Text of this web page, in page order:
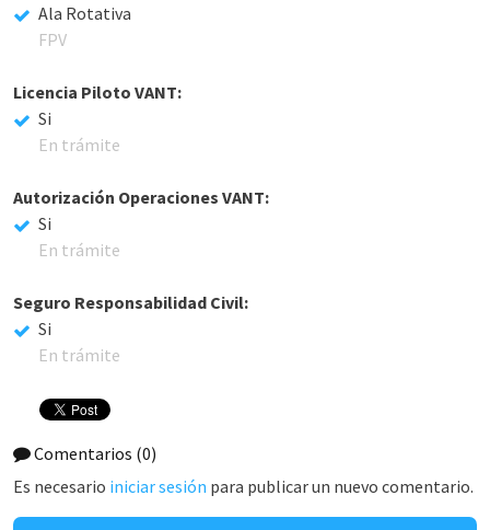
Ala Rotativa
FPV
Licencia Piloto VANT:
Si
En trámite
Autorización Operaciones VANT:
Si
En trámite
Seguro Responsabilidad Civil:
Si
En trámite
Comentarios (0)
Es necesario iniciar sesión para publicar un nuevo comentario.